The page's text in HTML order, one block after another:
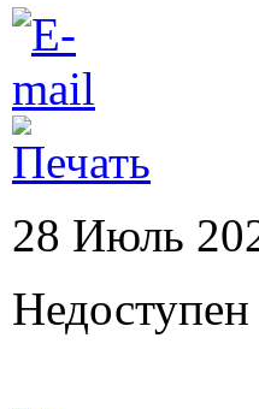
28 Июль